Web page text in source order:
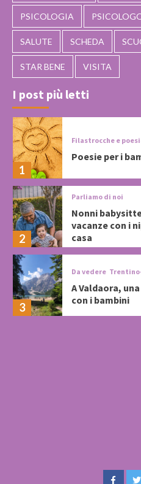
PSICOLOGIA
SALUTE SCHEDA
STAR BENE VISITA
I post più letti
1
Filastrocche e
Poesie per i
2
Parliamo di noi
Nonni
vacanze con i
casa
3
Da vedere
A Valdaora,
con i bambini